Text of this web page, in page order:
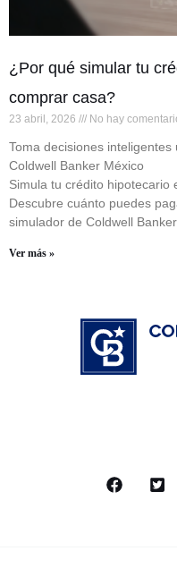
¿Por qué simular tu
comprar casa?
23 abril, 2026 No hay
Toma decisiones
Coldwell Banker México
Simula tu crédito hipotecario
Descubre cuánto puedes
simulador de Coldwell
Ver más »